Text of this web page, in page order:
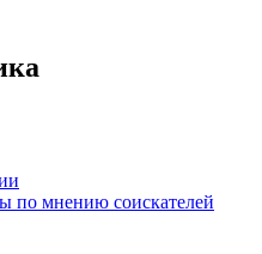
по мнению соискателей